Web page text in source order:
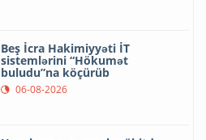
Beş İcra Hakimiyyəti İT
sistemlərini “Hökumət
buludu”na köçürüb
06-08-2026